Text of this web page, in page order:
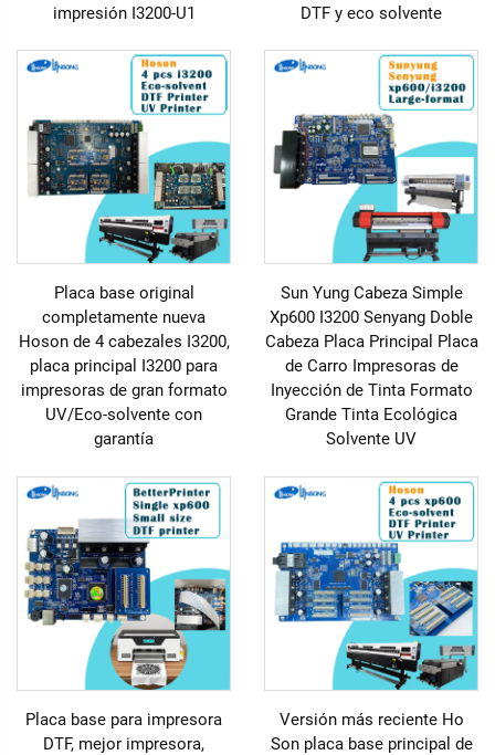
impresión I3200-U1
DTF y eco solvente
Placa base original
completamente nueva
Hoson de 4 cabezales I3200,
placa principal I3200 para
impresoras de gran formato
UV/Eco-solvente con
garantía
Sun Yung Cabeza Simple
Xp600 I3200 Senyang Doble
Cabeza Placa Principal Placa
de Carro Impresoras de
Inyección de Tinta Formato
Grande Tinta Ecológica
Solvente UV
Placa base para impresora
DTF, mejor impresora,
Versión más reciente Ho
Son placa base principal de